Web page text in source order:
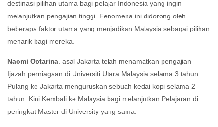
destinasi pilihan utama bagi pelajar Indonesia yang ingin
melanjutkan pengajian tinggi. Fenomena ini didorong oleh
beberapa faktor utama yang menjadikan Malaysia sebagai pilihan
menarik bagi mereka.
Naomi Octarina, asal Jakarta telah menamatkan pengajian
Ijazah perniagaan di Universiti Utara Malaysia selama 3 tahun.
Pulang ke Jakarta menguruskan sebuah kedai kopi selama 2
tahun. Kini Kembali ke Malaysia bagi melanjutkan Pelajaran di
peringkat Master di University yang sama.